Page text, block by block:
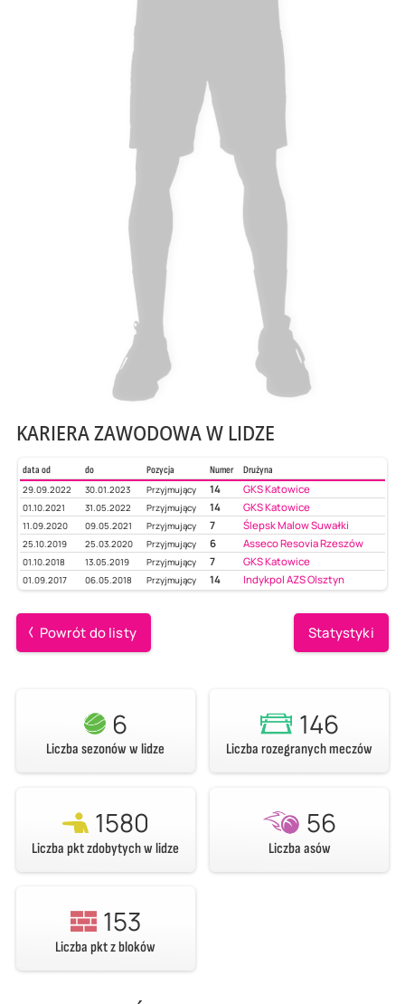
KARIERA ZAWODOWA W LIDZE
data od do Pozycja Numer
Drużyna
29.09.2022
30.01.2023 Przyjmujący 14 GKS Katowice
01.10.2021 31.05.2022 Przyjmujący 14 GKS Katowice
11.09.2020 09.05.2021 Przyjmujący 7 Ślepsk Malow Suwałki
25.10.2019 25.03.2020 Przyjmujący 6 Asseco Resovia Rzeszów
01.10.2018 13.05.2019 Przyjmujący 7 GKS Katowice
01.09.2017 06.05.2018 Przyjmujący 14 Indykpol AZS Olsztyn
Powrót do listy Statystyki
6
Liczba sezonów w lidze
146
Liczba rozegranych meczów
1580
Liczba pkt zdobytych w lidze
56
Liczba asów
153
Liczba pkt z bloków